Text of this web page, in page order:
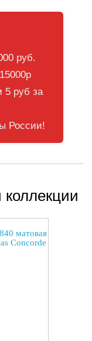
руб.
руб за
России!
матовая
Concorde